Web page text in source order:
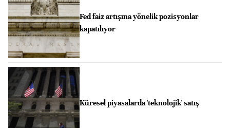
Fed faiz artışına yönelik pozisyonlar
kapatılıyor
Küresel piyasalarda 'teknolojik' satış